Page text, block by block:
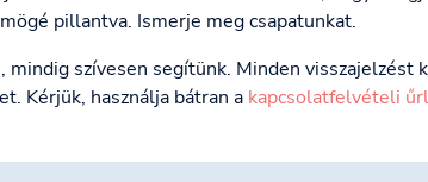
pillantva. Ismerje meg csapatunkat.
szívesen segítünk. Minden visszajelzést
Kérjük, használja bátran a kapcsolatfelvételi